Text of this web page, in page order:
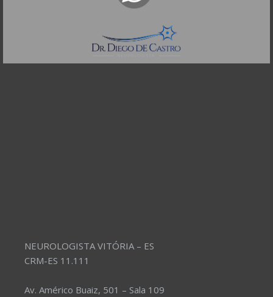
NEUROLOGISTA VITÓRIA – ES
CRM-ES 11.111
Av. Américo Buaiz, 501 – Sala 109